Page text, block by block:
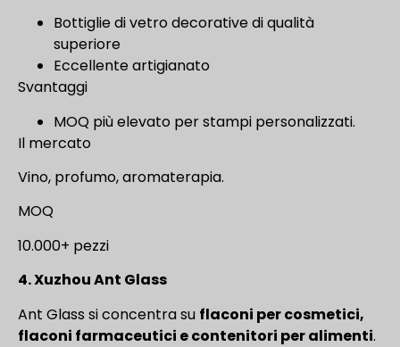
Bottiglie di vetro decorative di qualità
superiore
Eccellente artigianato
Svantaggi
MOQ più elevato per stampi personalizzati.
Il mercato
Vino, profumo, aromaterapia.
MOQ
10.000+ pezzi
4. Xuzhou Ant Glass
Ant Glass si concentra su flaconi per cosmetici,
flaconi farmaceutici e contenitori per alimenti.